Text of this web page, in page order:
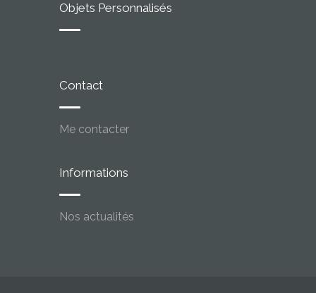
Objets Personnalisés
Contact
Me contacter
Informations
Nos actualités